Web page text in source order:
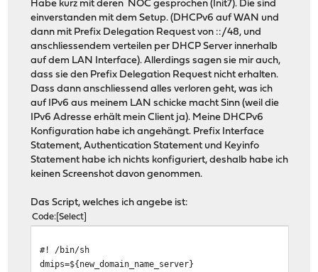
Habe kurz mit deren NOC gesprochen (Init7). Die sind
einverstanden mit dem Setup. (DHCPv6 auf WAN und
dann mit Prefix Delegation Request von ::/48, und
anschliessendem verteilen per DHCP Server innerhalb
auf dem LAN Interface). Allerdings sagen sie mir auch,
dass sie den Prefix Delegation Request nicht erhalten.
Dass dann anschliessend alles verloren geht, was ich
auf IPv6 aus meinem LAN schicke macht Sinn (weil die
IPv6 Adresse erhält mein Client ja). Meine DHCPv6
Konfiguration habe ich angehängt. Prefix Interface
Statement, Authentication Statement und Keyinfo
Statement habe ich nichts konfiguriert, deshalb habe ich
keinen Screenshot davon genommen.
Das Script, welches ich angebe ist:
Code Select
#! /bin/sh
dmips=${new_domain_name_server}